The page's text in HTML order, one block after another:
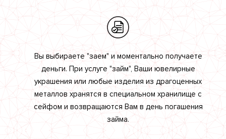
Вы выбираете "заем" и моментально получаете
деньги. При услуге "займ", Ваши ювелирные
украшения или любые изделия из драгоценных
металлов хранятся в специальном хранилище с
сейфом и возвращаются Вам в день погашения
займа.